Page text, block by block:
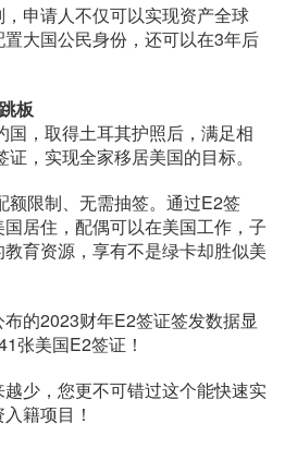
申请人不仅可以实现资产全球
大国公民身份，还可以在3年后
板
国，取得土耳其护照后，满足相
，实现全家移居美国的目标。
额限制、无需抽签。通过E2签
居住，配偶可以在美国工作，子
育资源，享有不是绿卡却胜似美
的2023财年E2签证签发数据显
张美国E2签证！
少，您更不可错过这个能快速实
籍项目！